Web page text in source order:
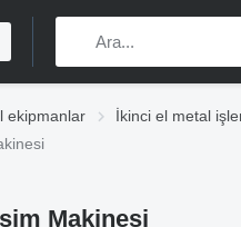
ekipmanlar İkinci el metal
Makinesi